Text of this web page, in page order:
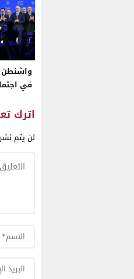
واشنطن
في
لتثبيت
اترك
لن يتم